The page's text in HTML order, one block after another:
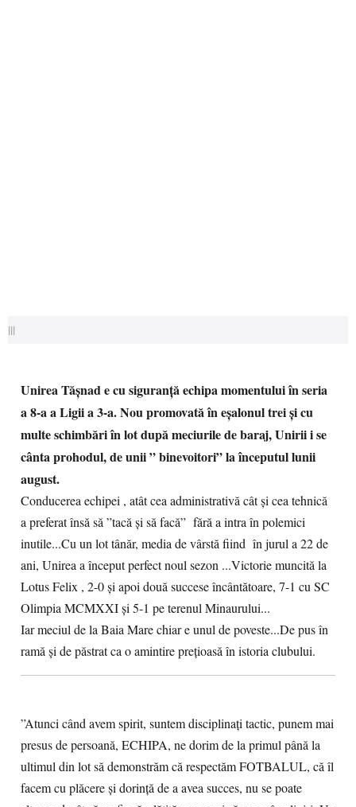
|||
Unirea Tășnad e cu siguranță echipa momentului în seria
a 8-a a Ligii a 3-a. Nou promovată în eșalonul trei și cu
multe schimbări în lot după meciurile de baraj, Unirii i se
cânta prohodul, de unii ” binevoitori” la începutul lunii
august.
Conducerea echipei , atât cea administrativă cât și cea tehnică
a preferat însă să ”tacă și să facă” fără a intra în polemici
inutile...Cu un lot tânăr, media de vârstă fiind în jurul a 22 de
ani, Unirea a început perfect noul sezon ...Victorie muncită la
Lotus Felix , 2-0 și apoi două succese încântătoare, 7-1 cu SC
Olimpia MCMXXI și 5-1 pe terenul Minaurului...
Iar meciul de la Baia Mare chiar e unul de poveste...De pus în
ramă și de păstrat ca o amintire prețioasă în istoria clubului.
”Atunci când avem spirit, suntem disciplinați tactic, punem mai
presus de persoană, ECHIPA, ne dorim de la primul până la
ultimul din lot să demonstrăm că respectăm FOTBALUL, că îl
facem cu plăcere și dorință de a avea succes, nu se poate